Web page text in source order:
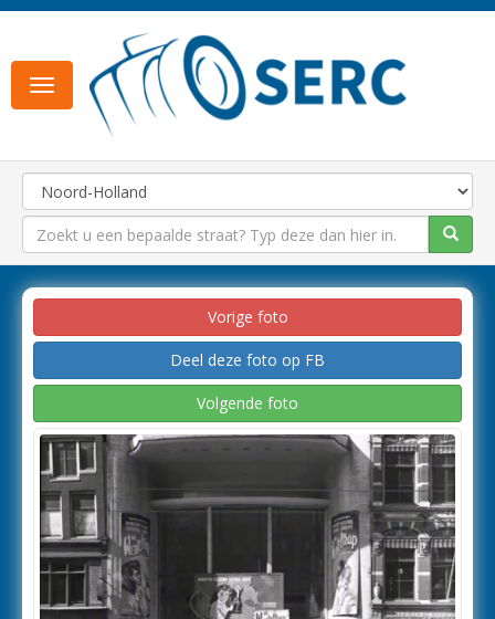
Toggle
navigation
Vorige foto
Deel deze foto op FB
Volgende foto